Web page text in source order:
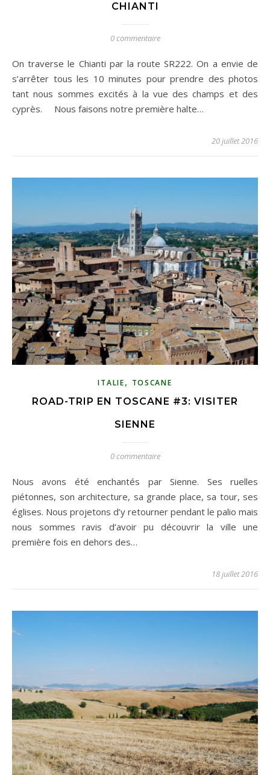
CHIANTI
0 commentaire
On traverse le Chianti par la route SR222. On a envie de
s’arrêter tous les 10 minutes pour prendre des photos
tant nous sommes excités à la vue des champs et des
cyprès. Nous faisons notre première halte…
20 juillet 2016
ITALIE, TOSCANE
ROAD-TRIP EN TOSCANE #3: VISITER
SIENNE
0 commentaire
Nous avons été enchantés par Sienne. Ses ruelles
piétonnes, son architecture, sa grande place, sa tour, ses
églises. Nous projetons d’y retourner pendant le palio mais
nous sommes ravis d’avoir pu découvrir la ville une
première fois en dehors des…
18 juillet 2016